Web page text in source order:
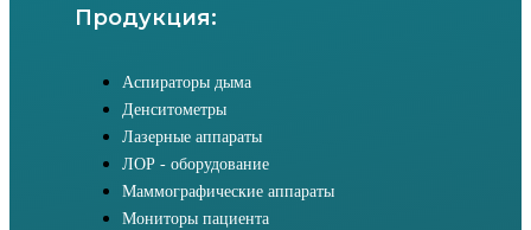
Продукция:
Аспираторы дыма
Денситометры
Лазерные аппараты
ЛОР - оборудование
Маммографические аппараты
Мониторы пациента